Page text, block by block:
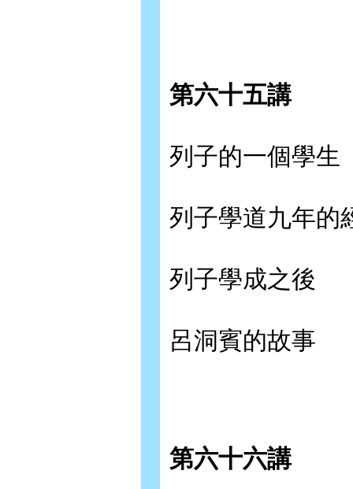
第六十五講
列子的一個學生
列子學道九年的
列子學成之後
呂洞賓的故事
第六十六講